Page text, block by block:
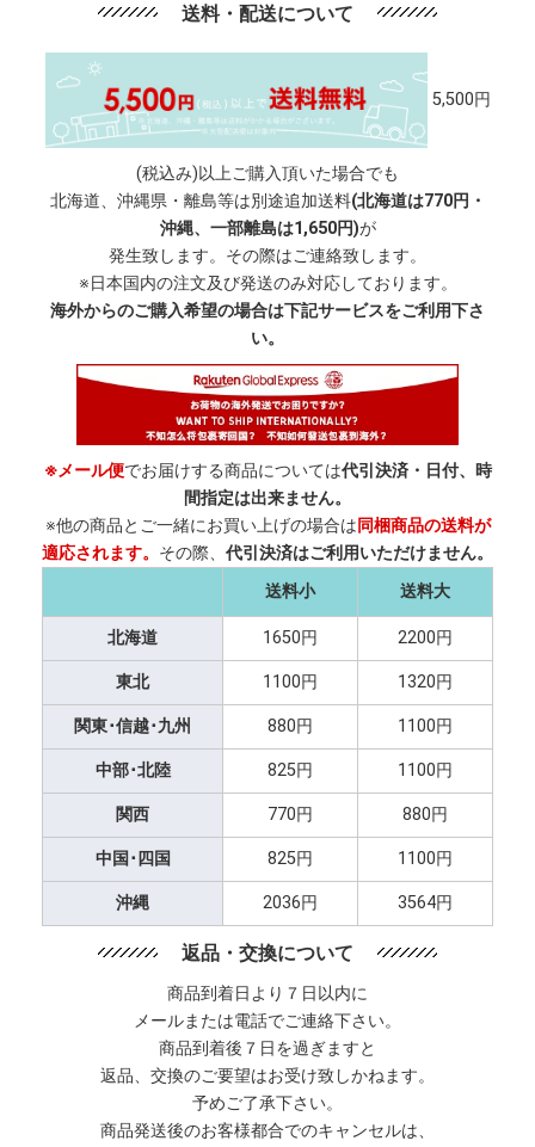
送料・配送について
5,500円
(税込み)以上ご購入頂いた場合でも
北海道、沖縄県・離島等は別途追加送料(北海道は770円・
沖縄、一部離島は1,650円)が
発生致します。その際はご連絡致します。
※日本国内の注文及び発送のみ対応しております。
海外からのご購入希望の場合は下記サービスをご利用下さ
い。
※メール便でお届けする商品については代引決済・日付、時
間指定は出来ません。
※他の商品とご一緒にお買い上げの場合は同梱商品の送料が
適応されます。 その際、 代引決済はご利用いただけません。
送料小
送料大
北海道 1650円 2200円
東北 1100円 1320円
関東･信越･九州 880円 1100円
中部･北陸 825円 1100円
関西 770円 880円
中国･四国 825円 1100円
沖縄 2036円 3564円
返品・交換について
商品到着日より７日以内に
メールまたは電話でご連絡下さい。
商品到着後７日を過ぎますと
返品、交換のご要望はお受け致しかねます。
予めご了承下さい。
商品発送後のお客様都合でのキャンセルは、